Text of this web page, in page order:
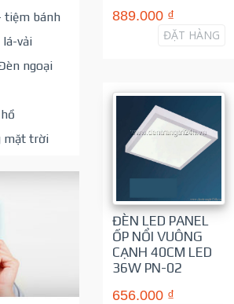
tiệm bánh
vải
ngoại
mặt trời
889.000 ₫
ĐẶT HÀNG
ĐÈN LED PANEL
ỐP NỔI VUÔNG
CẠNH 40CM LED
36W PN-02
656.000 ₫